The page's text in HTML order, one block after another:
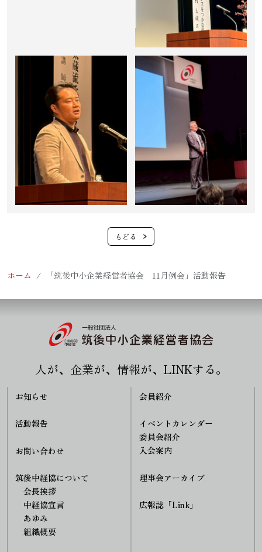
ホーム 「筑後中小企業経営者協会 11月例会」活動報告
人が、企業が、情報が、LINKする。
お知らせ
活動報告
お問い合わせ
筑後中経協について
会長挨拶
中経協宣言
あゆみ
組織概要
会員紹介
イベントカレンダー
委員会紹介
入会案内
理事会アーカイブ
広報誌「Link」